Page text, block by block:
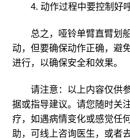
4. 动作过程中要控制好
总之，哑铃单臂直臂划
动，但要确保动作正确，避
进行，以确保安全和效果。
请注意：以上内容仅供
据或指导建议。请您随时关
疗，如遇病情变化或感觉任
助，可线上咨询医生，或者